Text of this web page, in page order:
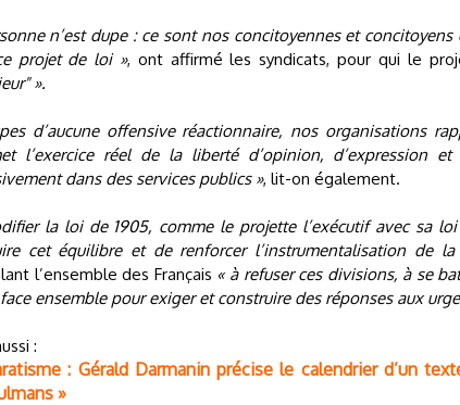
n’est dupe : ce sont nos concitoyennes et
projet de loi », ont affirmé les syndicats, pour qui le
».
d’aucune offensive réactionnaire, nos organisations
l’exercice réel de la liberté d’opinion, d’expression
dans des services publics », lit-on également.
la loi de 1905, comme le projette l’exécutif avec sa
cet équilibre et de renforcer l’instrumentalisation de
l’ensemble des Français « à refuser ces divisions, à se
ensemble pour exiger et construire des réponses aux
:
: Gérald Darmanin précise le calendrier d’un
»